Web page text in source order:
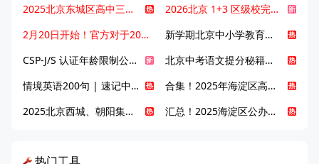
2025北京东城区高中三大梯队高中有哪些？录取分数线是多少？
2026北京 1+3 区级校完整名单发布，13549 个名额该如何规划报考？
2月20日开始！官方对于2025年北京市中招体检问题解答！
新学期北京中小学教育八大变化全解析：学位、政策、教学等方面迎新变革
CSP-J/S 认证年龄限制公告发布，新规即日起实施！
北京中考语文提分秘籍！攻克 5000 易混易错字
情境英语200句 | 速记中考英语1600词
合集！2025年海淀区高中校情介绍
2025北京西城、朝阳集团校直升新动态
汇总！2025海淀区公办高中校情全解